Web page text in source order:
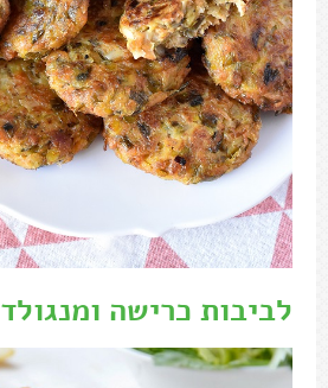
לביבות כרישה ומנגולד